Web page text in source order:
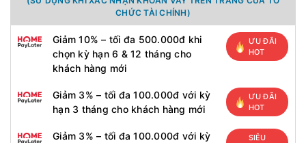
CHỨC TÀI CHÍNH)
Giảm 10% – tối đa 500.000đ khi
chọn kỳ hạn 6 & 12 tháng cho
khách hàng mới
ƯU ĐÃI
HOT
Giảm 3% – tối đa 100.000đ với kỳ
hạn 3 tháng cho khách hàng mới
ƯU ĐÃI
HOT
Giảm 3% – tối đa 100.000đ với kỳ
SIÊU